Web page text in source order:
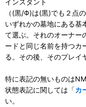
インスタント
（(黒/Φ)は(黒)でも２点
いずれかの墓地にある基
て選ぶ。それのオーナー
ードと同じ名前を持つカ
る。その後、そのプレイ
特に表記の無いものは
状態表記に関しては「カ
い。